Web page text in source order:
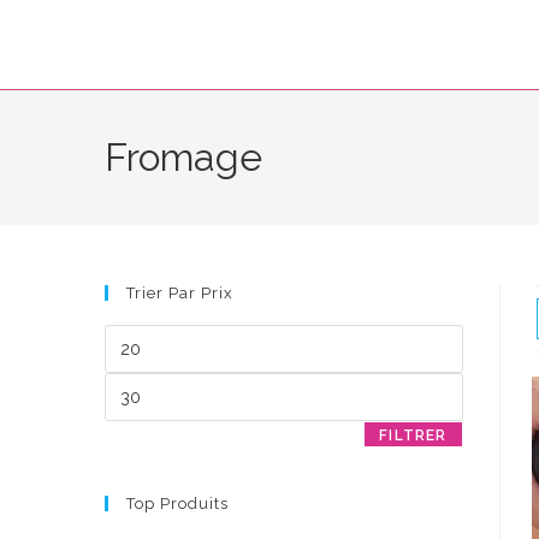
Fromage
Trier Par Prix
max
FILTRER
Top Produits